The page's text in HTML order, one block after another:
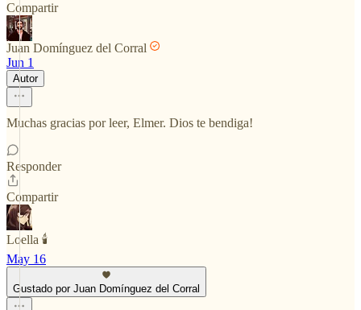
Compartir
Juan Domínguez del Corral
Jun 1
Autor
Muchas gracias por leer, Elmer. Dios te bendiga!
Responder
Compartir
Loella 🕯️
May 16
Gustado por Juan Domínguez del Corral